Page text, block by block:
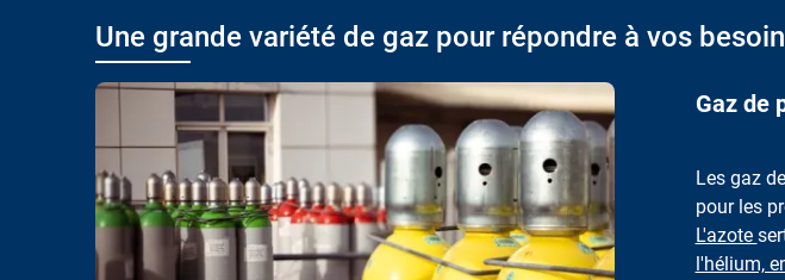
Une grande variété de gaz pour répondre à vos
Gaz de
Les gaz
pour les
L'azote
l'hélium,